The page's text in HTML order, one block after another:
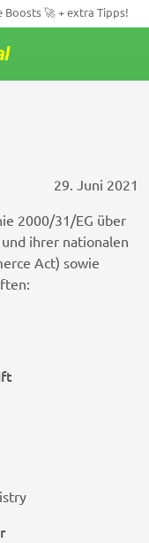
🚀 + extra Tipps!
29. Juni 2021
2000/31/EG über
ihrer nationalen
Act) sowie